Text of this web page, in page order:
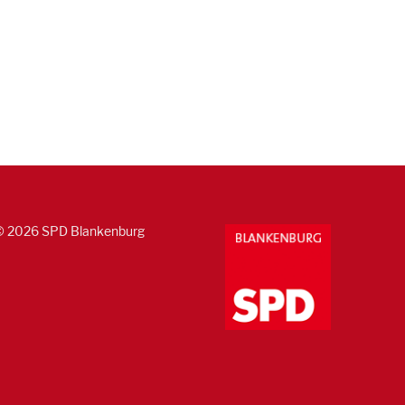
2026 SPD Blankenburg